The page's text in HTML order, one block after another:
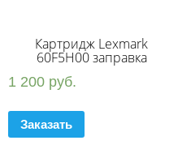
Картридж Lexmark
60F5H00 заправка
1 200 руб.
Заказать